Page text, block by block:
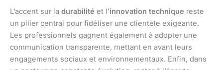
L’accent sur la durabilité et l’innovation technique reste
un pilier central pour fidéliser une clientèle exigeante.
Les professionnels gagnent également à adopter une
communication transparente, mettant en avant leurs
engagements sociaux et environnementaux. Enfin, dans